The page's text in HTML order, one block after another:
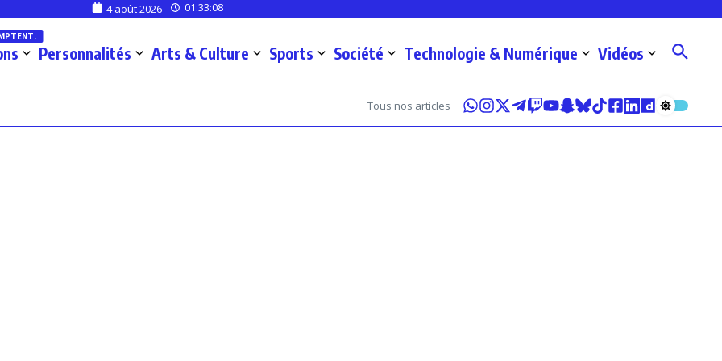
4 août 2026 01:33:08
Personnalités Arts & Culture Sports Société Technologie & Numérique Vidéos
Tous nos articles